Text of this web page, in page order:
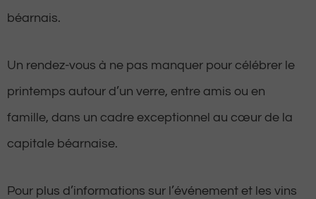
béarnais.
Un rendez-vous à ne pas manquer pour célébrer le
printemps autour d’un verre, entre amis ou en
famille, dans un cadre exceptionnel au cœur de la
capitale béarnaise.
Pour plus d’informations sur l’événement et les vins